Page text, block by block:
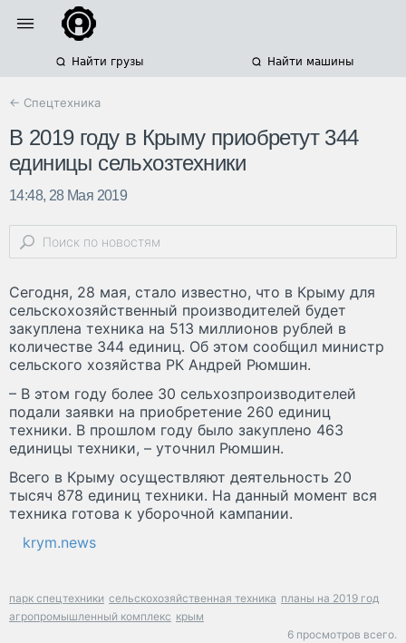
Найти грузы Найти машины
← Спецтехника
В 2019 году в Крыму приобретут 344
единицы сельхозтехники
14:48, 28 Мая 2019
Сегодня, 28 мая, стало известно, что в Крыму для
сельскохозяйственный производителей будет
закуплена техника на 513 миллионов рублей в
количестве 344 единиц. Об этом сообщил министр
сельского хозяйства РК Андрей Рюмшин.
– В этом году более 30 сельхозпроизводителей
подали заявки на приобретение 260 единиц
техники. В прошлом году было закуплено 463
единицы техники, – уточнил Рюмшин.
Всего в Крыму осуществляют деятельность 20
тысяч 878 единиц техники. На данный момент вся
техника готова к уборочной кампании.
krym.news
парк спецтехники сельскохозяйственная техника планы на 2019 год
агропромышленный комплекс крым
6 просмотров всего.